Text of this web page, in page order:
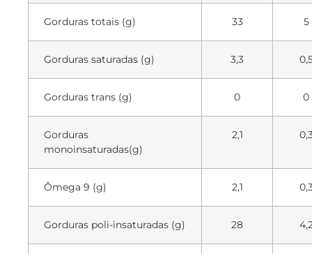
Gorduras totais (g) 33 5
Gorduras saturadas (g) 3,3
Gorduras trans (g) 0 0
Gorduras
monoinsaturadas(g)
2,1
Ômega 9 (g) 2,1
Gorduras poli-insaturadas (g) 28